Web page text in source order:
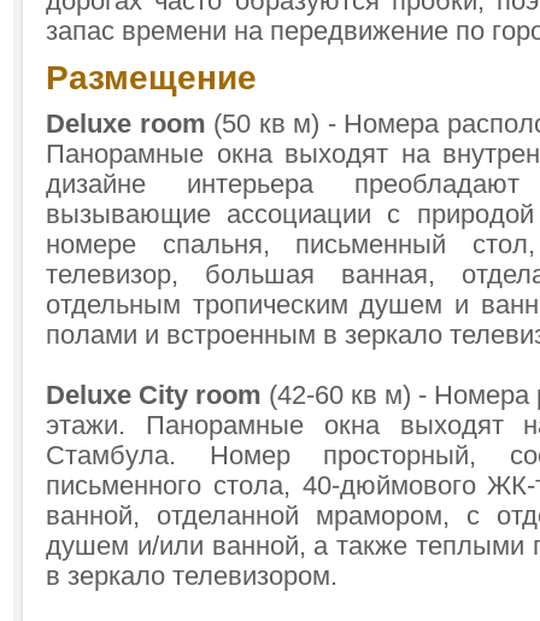
запас времени на передвижение по
Размещение
Deluxe room (50 кв м) - Номера
Панорамные окна выходят на
дизайне интерьера
вызывающие ассоциации с
номере спальня, письменный
телевизор, большая ванная,
отдельным тропическим душем и
полами и встроенным в зеркало
Deluxe City room (42-60 кв м) - Номера
этажи. Панорамные окна выходят
Стамбула. Номер просторный,
письменного стола, 40-дюймового
ванной, отделанной мрамором, с
душем и/или ванной, а также теплыми
в зеркало телевизором.